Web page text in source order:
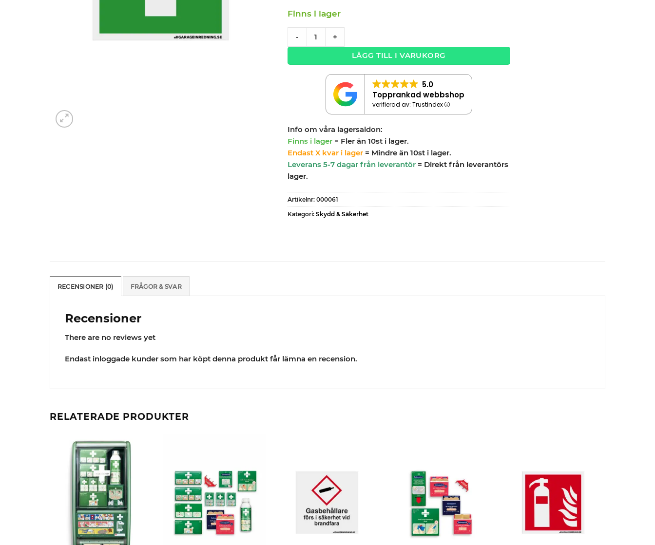
Finns i lager
- +
LÄGG TILL I VARUKORG
5.0
Topprankad webbshop
verifierad av: Trustindex
Info om våra lagersaldon:
Finns i lager = Fler än 10st i lager.
Endast X kvar i lager = Mindre än 10st i lager.
Leverans 5-7 dagar från leverantör= Direkt från leverantörs
lager.
Artikelnr: 000061
Kategori: Skydd & Säkerhet
RECENSIONER (0) FRÅGOR & SVAR
Recensioner
There are no reviews yet
Endast inloggade kunder som har köpt denna produkt får lämna en recension.
RELATERADE PRODUKTER